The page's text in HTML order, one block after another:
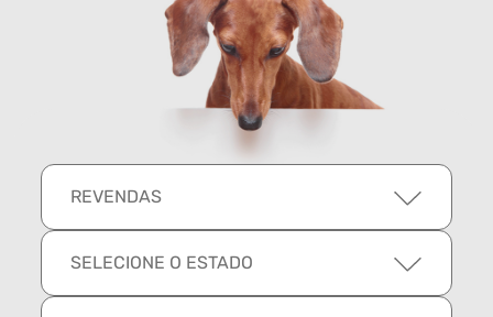
REVENDAS
SELECIONE O ESTADO